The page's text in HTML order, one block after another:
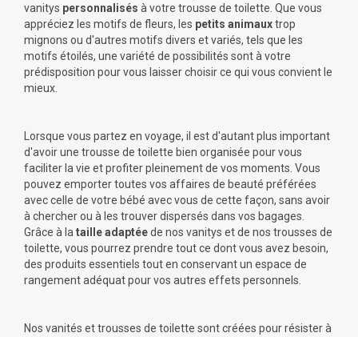
vanitys personnalisés à votre trousse de toilette. Que vous
appréciez les motifs de fleurs, les petits animauxtrop
mignons ou d'autres motifs divers et variés, tels que les
motifs étoilés, une variété de possibilités sont à votre
prédisposition pour vous laisser choisir ce qui vous convient le
mieux.
Lorsque vous partez en voyage, il est d'autant plus important
d'avoir une trousse de toilette bien organisée pour vous
faciliter la vie et profiter pleinement de vos moments. Vous
pouvez emporter toutes vos affaires de beauté préférées
avec celle de votre bébé avec vous de cette façon, sans avoir
à chercher ou à les trouver dispersés dans vos bagages.
Grâce à lataille adaptéede nos vanitys et de nos trousses de
toilette, vous pourrez prendre tout ce dont vous avez besoin,
des produits essentiels tout en conservant un espace de
rangement adéquat pour vos autres effets personnels.
Nos vanités et trousses de toilette sont créées pour résister à